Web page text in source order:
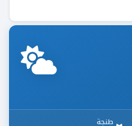
طنجة